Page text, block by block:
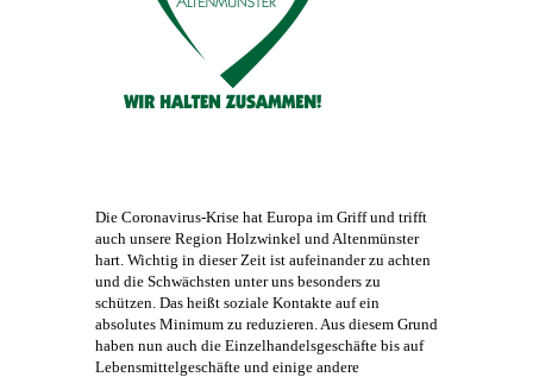
Die Coronavirus-Krise hat Europa im Griff und trifft
auch unsere Region Holzwinkel und Altenmünster
hart. Wichtig in dieser Zeit ist aufeinander zu achten
und die Schwächsten unter uns besonders zu
schützen. Das heißt soziale Kontakte auf ein
absolutes Minimum zu reduzieren. Aus diesem Grund
haben nun auch die Einzelhandelsgeschäfte bis auf
Lebensmittelgeschäfte und einige andere